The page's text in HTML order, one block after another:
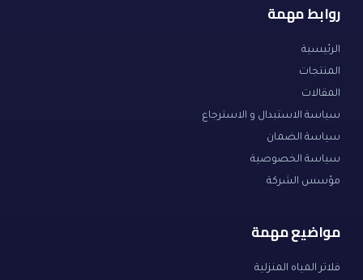
روابط مهمة
الرئيسية
المنتجات
المقالات
سياسة الاستبدال و الاسترجاع
سياسة الضمان
سياسة الخصوصية
مؤسس الشركة
مواضيع مهمة
فلاتر المياه المنزلية